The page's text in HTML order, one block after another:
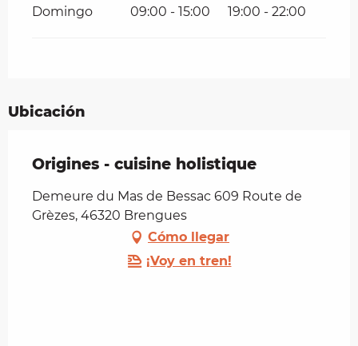
Domingo 09:00 - 15:00 19:00 - 22:00
Ubicación
Origines - cuisine holistique
Demeure du Mas de Bessac 609 Route de
Grèzes, 46320 Brengues
Cómo llegar
¡Voy en tren!